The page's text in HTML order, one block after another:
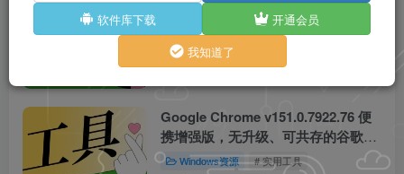
YY语音(歪歪语音) v9.58.0.0 多开去
广告绿色版！
Windows资源
Google Chrome v151.0.7922.76 便
携增强版，无升级、可共存的谷歌浏
览器！Windows资源 # 实用工具
软件库下载
开通会员
我知道了